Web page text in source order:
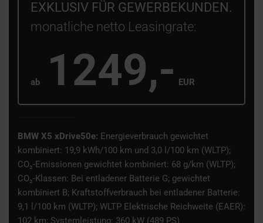
EXKLUSIV FÜR GEWERBEKUNDEN.
monatliche netto Leasingrate:
ab 1249,- EUR
BMW X5 xDrive50e: Energieverbrauch gewichtet
kombiniert: 19,9 kWh/100 km und 3,0 l/100 km (WLTP);
CO₂-Emissionen gewichtet kombiniert: 68 g/km (WLTP);
CO₂-Klassen: Bei entladener Batterie G; gewichtet
kombiniert B; Kraftstoffverbrauch bei entladener Batterie:
9,1 l/100 km (WLTP); WLTP Elektrische Reichweite (EAER):
102 km; Systemleistung: 360 kW (489 PS)